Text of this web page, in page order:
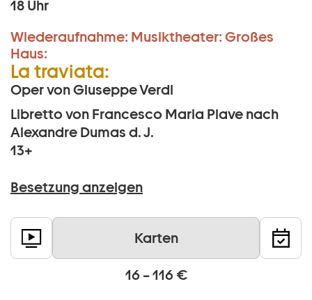
18 Uhr
Wiederaufnahme: Musiktheater: Großes
Haus:
La traviata:
Oper von Giuseppe Verdi
Libretto von Francesco Maria Piave nach
Alexandre Dumas d. J.
13+
Besetzung anzeigen
Karten
16 – 116 €